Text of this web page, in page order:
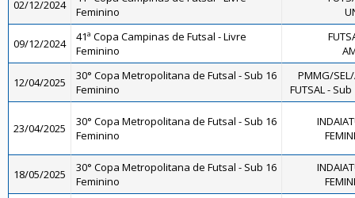
02/12/2024
Feminino
09/12/2024
41ª Copa Campinas de Futsal - Livre
Feminino
12/04/2025
30° Copa Metropolitana de Futsal - Sub 16
Feminino
PMMG/
FUTSAL -
23/04/2025
30° Copa Metropolitana de Futsal - Sub 16
Feminino
18/05/2025
30° Copa Metropolitana de Futsal - Sub 16
Feminino